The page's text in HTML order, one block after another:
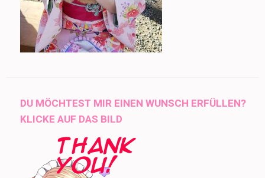
DU MÖCHTEST MIR EINEN WUNSCH ERFÜLLEN?
KLICKE AUF DAS BILD